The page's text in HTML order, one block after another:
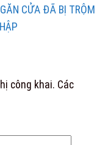
CỬA ĐÃ BỊ TRỘM
công khai. Các